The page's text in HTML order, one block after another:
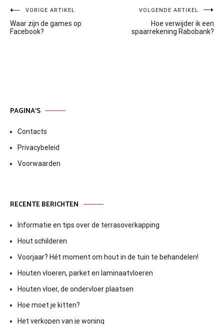
Bericht
navigatie
VORIGE ARTIKEL
Waar zijn de games op
Facebook?
VOLGENDE ARTIKEL
Hoe verwijder ik een
spaarrekening Rabobank?
PAGINA’S
Contacts
Privacybeleid
Voorwaarden
RECENTE BERICHTEN
Informatie en tips over de terrasoverkapping
Hout schilderen
Voorjaar? Hét moment om hout in de tuin te behandelen!
Houten vloeren, parket en laminaatvloeren
Houten vloer, de ondervloer plaatsen
Hoe moet je kitten?
Het verkopen van je woning